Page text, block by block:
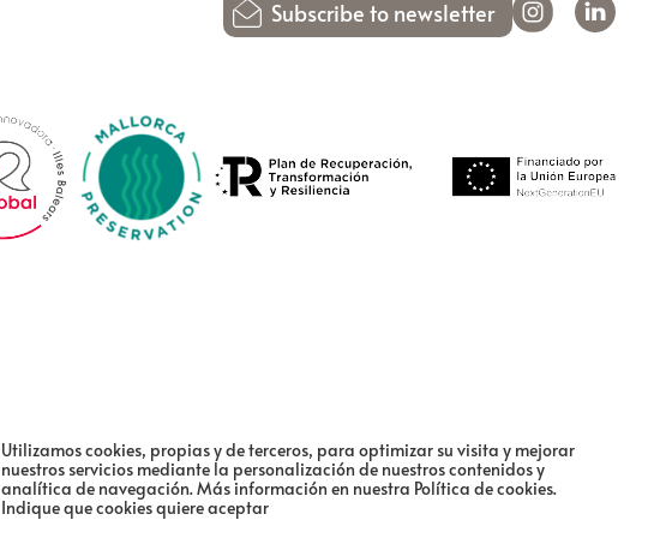
Subscribe to newsletter
Utilizamos cookies, propias y de terceros, para optimizar su visita y mejorar
nuestros servicios mediante la personalización de nuestros contenidos y
analítica de navegación.Más información en nuestra Política de cookies.
Indique que cookies quiere aceptar